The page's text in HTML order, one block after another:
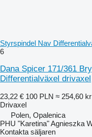
Styrspindel Nav
6
Dana Spicer 171/361
Differentialväxel drivaxel
23,22 € 100 PLN ≈ 254,60 kr
Drivaxel
Polen, Opalenica
PHU "Karetina" Agnieszka
Kontakta säljaren